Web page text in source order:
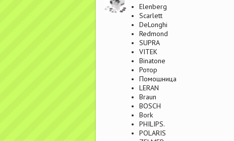
Elenberg
Scarlett
DeLonghi
Redmond
SUPRA
VITEK
Binatone
Ротор
Помошница
LERAN
Braun
BOSCH
Bork
PHILIPS.
POLARIS